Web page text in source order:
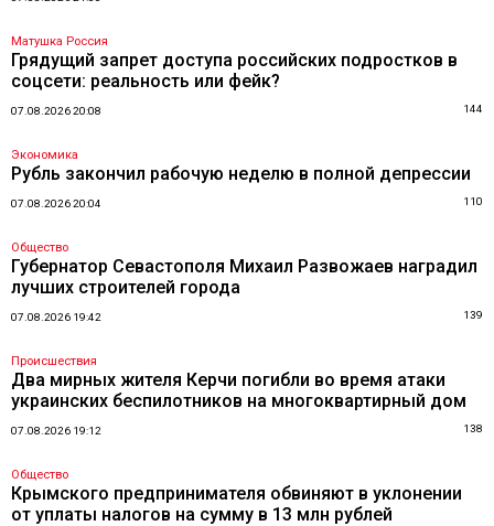
Матушка Россия
Грядущий запрет доступа российских подростков в
соцсети: реальность или фейк?
07.08.2026 20:08 144
Экономика
Рубль закончил рабочую неделю в полной депрессии
07.08.2026 20:04 110
Общество
Губернатор Севастополя Михаил Развожаев наградил
лучших строителей города
07.08.2026 19:42 139
Происшествия
Два мирных жителя Керчи погибли во время атаки
украинских беспилотников на многоквартирный дом
07.08.2026 19:12 138
Общество
Крымского предпринимателя обвиняют в уклонении
от уплаты налогов на сумму в 13 млн рублей